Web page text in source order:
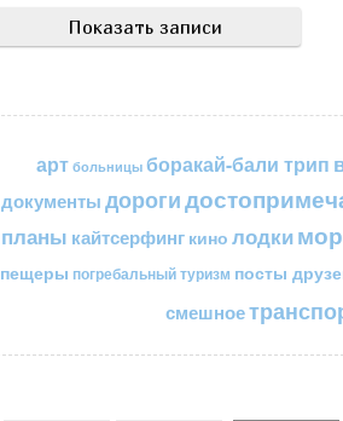
арт больницы боракай-бали трип
документыдороги
планы кайтсерфинг кино лодки
пещеры погребальный туризм посты
смешное